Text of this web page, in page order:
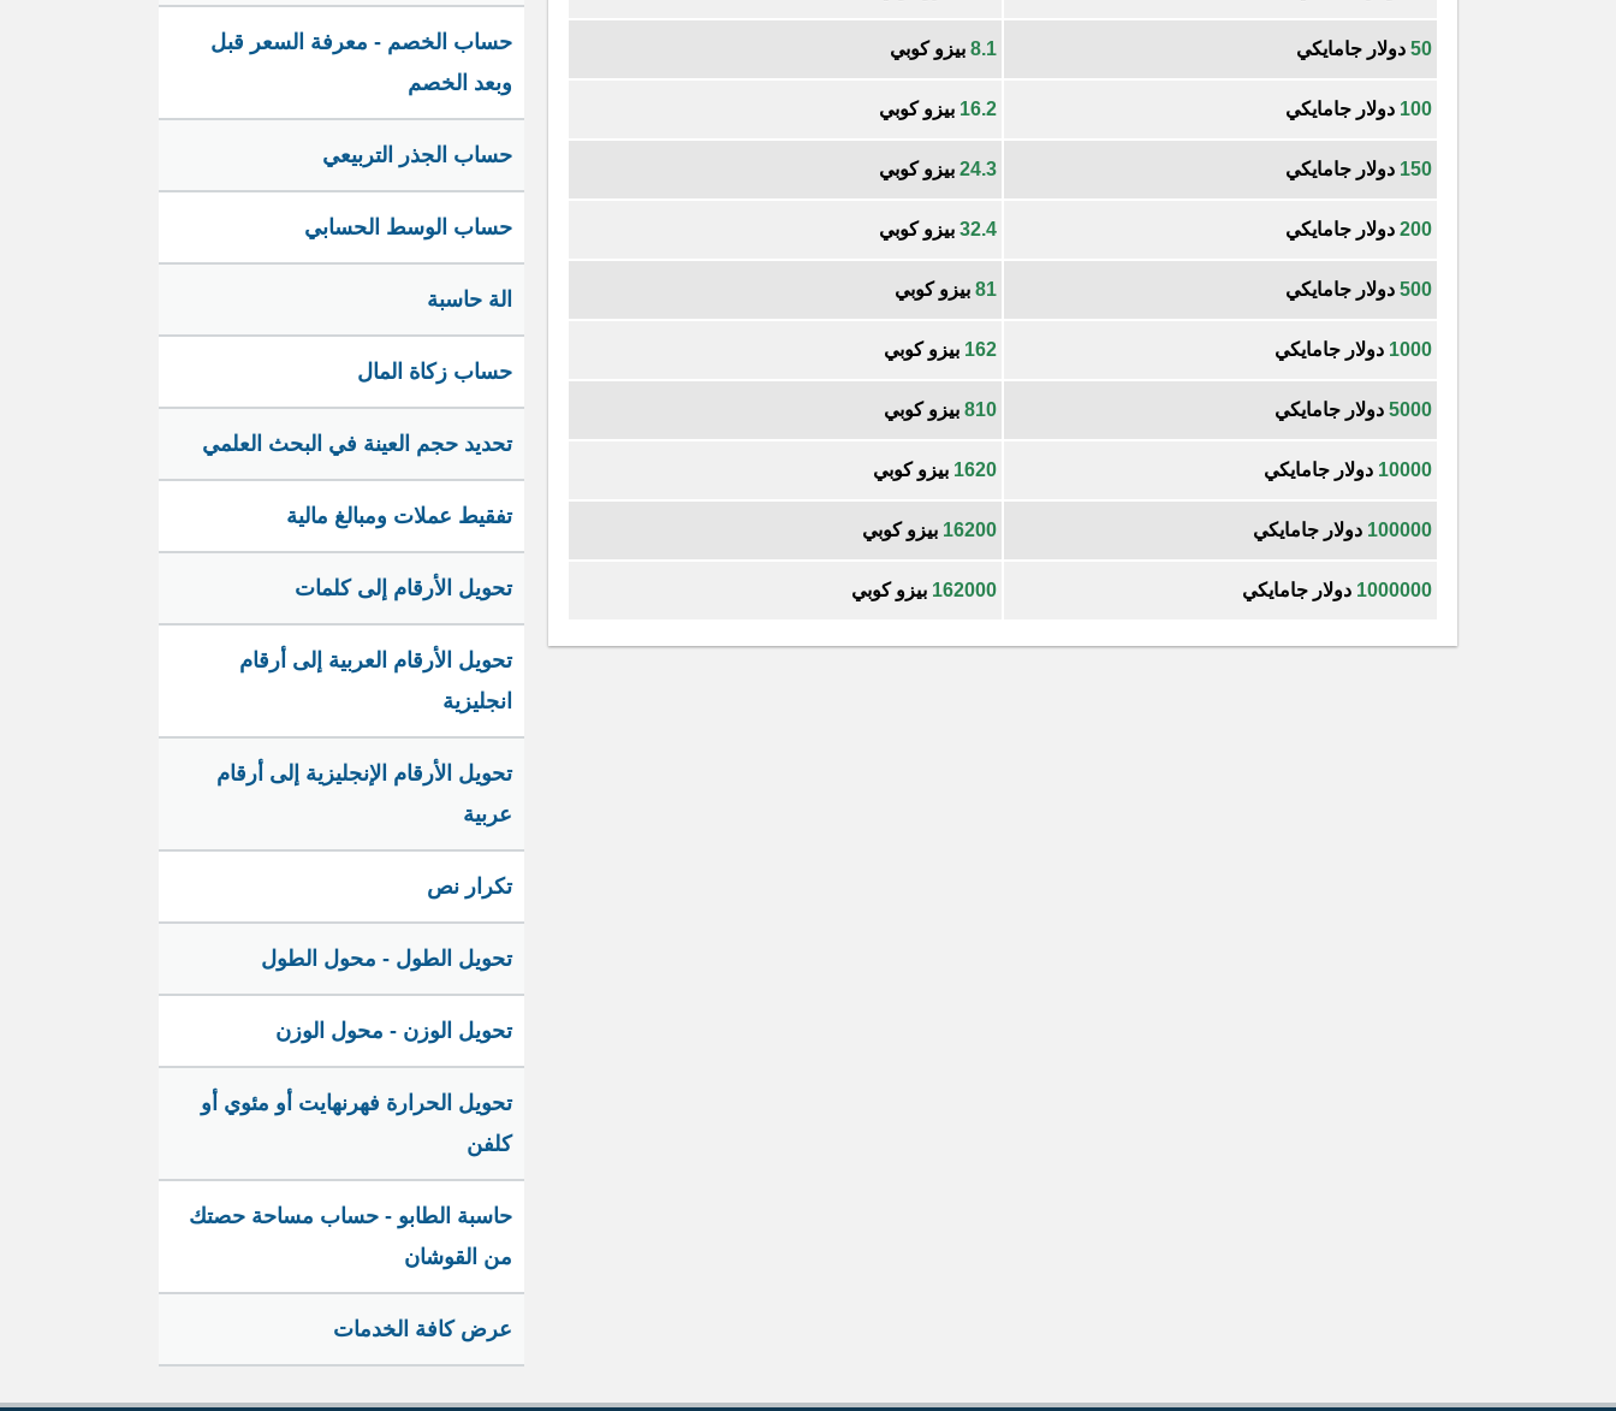
50 دولار جامايكي 8.1 بيزو كوبي
100 دولار جامايكي 16.2 بيزو كوبي
150 دولار جامايكي 24.3 بيزو كوبي
200 دولار جامايكي 32.4 بيزو كوبي
500 دولار جامايكي 81 بيزو كوبي
1000 دولار جامايكي 162 بيزو كوبي
5000 دولار جامايكي 810 بيزو كوبي
10000 دولار جامايكي 1620 بيزو كوبي
100000 دولار جامايكي 16200 بيزو كوبي
1000000 دولار جامايكي 162000 بيزو كوبي
حساب الخصم - معرفة السعر قبل
وبعد الخصم
حساب الجذر التربيعي
حساب الوسط الحسابي
الة حاسبة
حساب زكاة المال
تحديد حجم العينة في البحث العلمي
تفقيط عملات ومبالغ مالية
تحويل الأرقام إلى كلمات
تحويل الأرقام العربية إلى أرقام
انجليزية
تحويل الأرقام الإنجليزية إلى أرقام
عربية
تكرار نص
تحويل الطول - محول الطول
تحويل الوزن - محول الوزن
تحويل الحرارة فهرنهايت أو مئوي أو
كلفن
حاسبة الطابو - حساب مساحة حصتك
من القوشان
عرض كافة الخدمات